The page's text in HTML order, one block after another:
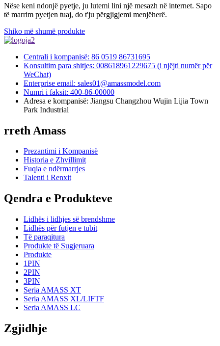
Nëse keni ndonjë pyetje, ju lutemi lini një mesazh në internet. Sapo
të marrim pyetjen tuaj, do t'ju përgjigjemi menjëherë.
Shiko më shumë produkte
Centrali i kompanisë: 86 0519 86731695
Konsultim para shitjes: 008618961229675 (i njëjti numër për
WeChat)
Enterprise email: sales01@amassmodel.com
Numri i faksit: 400-86-00000
Adresa e kompanisë: Jiangsu Changzhou Wujin Lijia Town
Park Industrial
rreth Amass
Prezantimi i Kompanisë
Historia e Zhvillimit
Fuqia e ndërmarrjes
Talenti i Renxit
Qendra e Produkteve
Lidhës i lidhjes së brendshme
Lidhës për futjen e tubit
Të paraqitura
Produkte të Sugjeruara
Produkte
1PIN
2PIN
3PIN
Seria AMASS XT
Seria AMASS XL/LIFTF
Seria AMASS LC
Zgjidhje